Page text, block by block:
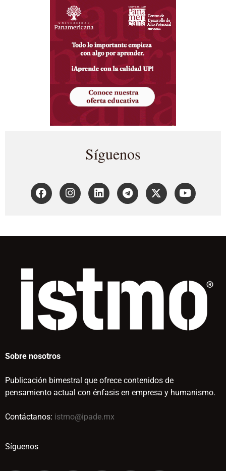
Síguenos
Sobre nosotros
Publicación bimestral que ofrece contenidos de
pensamiento actual con énfasis en empresa y humanismo.
Contáctanos: istmo@ipade.mx
Síguenos